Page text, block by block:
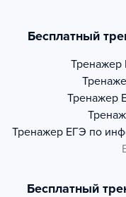
Бесплатный
Тренажер
Тренажер
Тренажер ЕГЭ по
Бесплатный